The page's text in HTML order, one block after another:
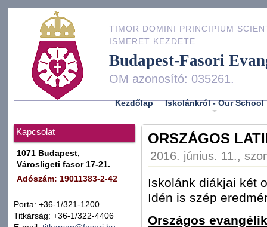
TIMOR DOMINI PRINCIPIUM
ISMERET KEZDETE
Budapest-Fasori
OM azonosító: 035261.
Kezdőlap Iskolánkról - Our School
Kapcsolat
1071 Budapest,
Városligeti fasor 17-21.
Adószám: 19011383-2-42
Porta: +36-1/321-1200
Titkárság: +36-1/322-4406
ORSZÁGOS
2016. június. 11.,
Iskolánk diákjai két
Idén is szép
Országos